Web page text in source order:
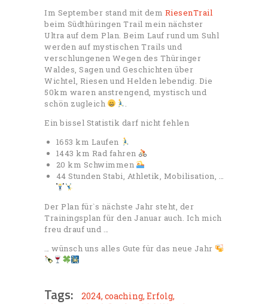
Im September stand mit dem RiesenTrail
beim Südthüringen Trail mein nächster
Ultra auf dem Plan. Beim Lauf rund um Suhl
werden auf mystischen Trails und
verschlungenen Wegen des Thüringer
Waldes, Sagen und Geschichten über
Wichtel, Riesen und Helden lebendig. Die
50km waren anstrengend, mystisch und
schön zugleich
.
Ein bissel Statistik darf nicht fehlen
1653 km Laufen
1443 km Rad fahren
20 km Schwimmen
44 Stunden Stabi, Athletik, Mobilisation, …
Der Plan für`s nächste Jahr steht, der
Trainingsplan für den Januar auch. Ich mich
freu drauf und …
… wünsch uns alles Gute für das neue Jahr
Tags: 2024, coaching, Erfolg,